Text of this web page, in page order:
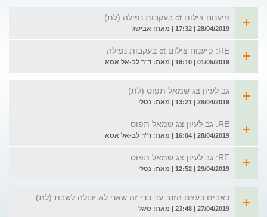
פיענוח צילום ct בעקבות נפילה (לת)
28/04/2019 | 17:32 | מאת: אבישג
RE: פיענוח צילום ct בעקבות נפילה
01/05/2019 | 18:10 | מאת: ד"ר לב-אל אסא
גב לעיון צג שמאל תפוס (לת)
28/04/2019 | 13:21 | מאת: נטלי
RE: גב לעיון צג שמאל תפוס
28/04/2019 | 16:04 | מאת: ד"ר לב-אל אסא
RE: גב לעיון צג שמאל תפוס
29/04/2019 | 12:52 | מאת: נטלי
כאבים בעצם הזנב עד כדי זה שאני לא יכולה לשבת (לת)
27/04/2019 | 23:48 | מאת: סיגל